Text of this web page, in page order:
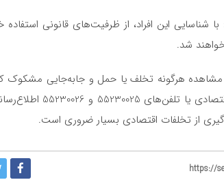
شناسایی این افراد، از ظرفیت‌های قانونی
شد.
هرگونه تخلف یا حمل و جابه‌جایی مشکوک
124 سامانه دریافت شکایات
از تخلفات اقتصادی بسیار ضروری است.
https://